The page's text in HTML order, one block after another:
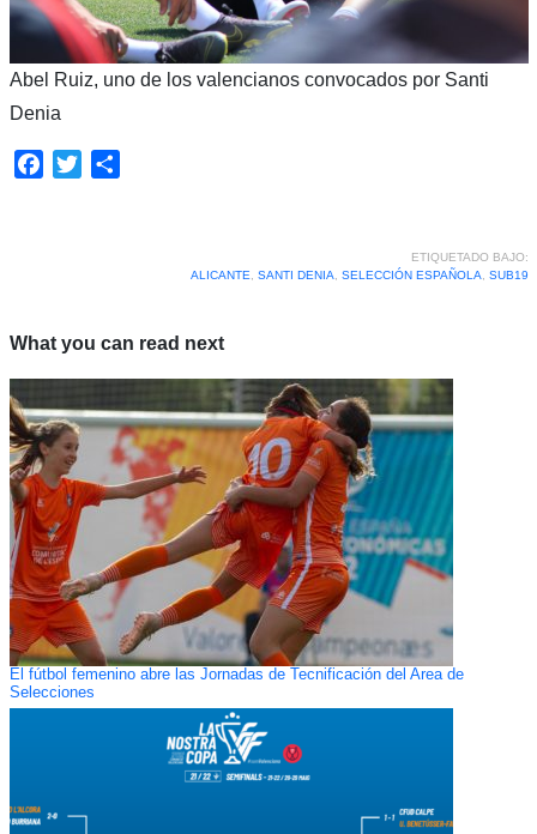
Abel Ruiz, uno de los valencianos convocados por Santi
Denia
Facebook
Twitter
ETIQUETADO BAJO:
ALICANTE, SANTI DENIA, SELECCIÓN ESPAÑOLA, SUB19
What you can read next
El fútbol femenino abre las Jornadas de Tecnificación del Area de
Selecciones